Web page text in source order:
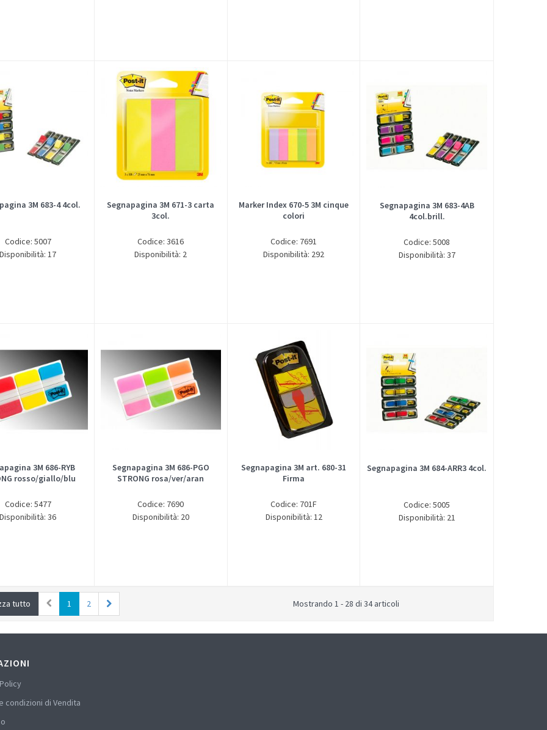
3M 683-4 4col.
Codice: 5007
Disponibilità: 17
Segnapagina 3M 671-3 carta
3col.
Codice: 3616
Disponibilità: 2
Marker Index 670-5 3M cinque
colori
Codice: 7691
Disponibilità: 292
Segnapagina 3M 683-4AB
4col.brill.
Codice: 5008
Disponibilità: 37
3M 686-RYB
rosso/giallo/blu
Codice: 5477
Disponibilità: 36
Segnapagina 3M 686-PGO
STRONG rosa/ver/aran
Codice: 7690
Disponibilità: 20
Segnapagina 3M art. 680-31
Firma
Codice: 701F
Disponibilità: 12
Segnapagina 3M 684-ARR3 4col.
Codice: 5005
Disponibilità: 21
tutto 1 2 Mostrando 1 - 28 di 34 articoli
condizioni di Vendita